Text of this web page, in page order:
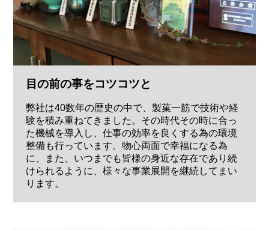
目の前の事をコツコツと
弊社は40数年の歴史の中で、製菓一筋で技術や経
験を積み重ねてきました。その時代その時に合っ
た機械を導入し、仕事の効率を良くする為の環境
整備も行っています。物心両面で幸福になる為
に、また、いつまでも皆様の身近な存在であり続
けられるように、様々な事業展開を継続してまい
ります。